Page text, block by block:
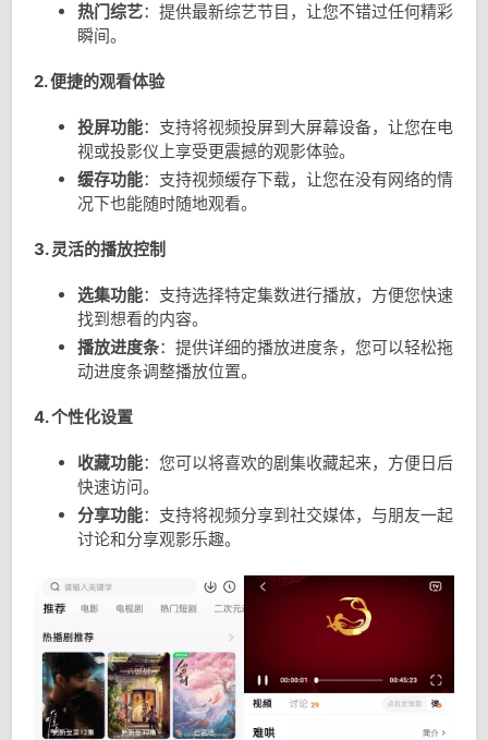
热门综艺：提供最新综艺节目，让您不错过任何精彩
瞬间。
2. 便捷的观看体验
投屏功能：支持将视频投屏到大屏幕设备，让您在电
视或投影仪上享受更震撼的观影体验。
缓存功能：支持视频缓存下载，让您在没有网络的情
况下也能随时随地观看。
3. 灵活的播放控制
选集功能：支持选择特定集数进行播放，方便您快速
找到想看的内容。
播放进度条：提供详细的播放进度条，您可以轻松拖
动进度条调整播放位置。
4. 个性化设置
收藏功能：您可以将喜欢的剧集收藏起来，方便日后
快速访问。
分享功能：支持将视频分享到社交媒体，与朋友一起
讨论和分享观影乐趣。